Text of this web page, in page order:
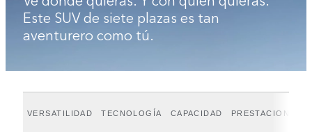
Este SUV de siete plazas es tan
aventurero como tú.
VERSATILIDAD TECNOLOGÍA CAPACIDAD PRESTACIONES